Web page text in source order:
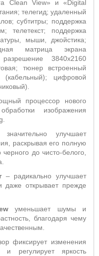
Clean View» и «Digital
телегид; удаленный
субтитры; поддержка
телетекст; поддержка
мыши, джойстика;
матрица экрана
разрешение 3840x2160
тюнер встроенный
цифровой
процессор нового
изображения
значительно улучшает
раскрывая его полную
до чисто-белого,
– радикально улучшает
даже открывает прежде
уменьшает шумы и
благодаря чему
фиксирует изменения
и регулирует яркость